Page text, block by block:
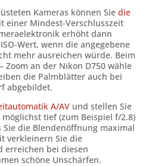
Kameras können Sie die
einer Mindest-Verschlusszeit
erhöht dann
Wert, wenn die angegebene
mehr ausreichen würde. Beim
Zoom an der Nikon D750 wähle
die Palmblätter auch bei
abgebildet.
A/AV und stellen Sie
möglichst tief (zum Beispiel f/2.8)
Sie die Blendenöffnung maximal
verkleinern Sie die
erreichen bei diesen
schöne Unschärfen.